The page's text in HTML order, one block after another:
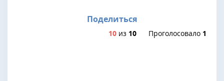
Поделиться
10 из 10 Проголосовало 1